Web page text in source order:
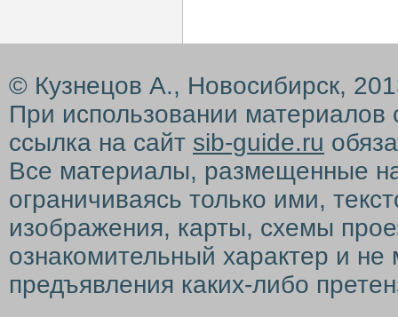
© Кузнецов А., Новосибирск,
При использовании материалов
ссылка на сайт sib-guide.ru
Все материалы, размещенные
ограничиваясь только ими,
изображения, карты, схемы
ознакомительный характер и
предъявления каких-либо